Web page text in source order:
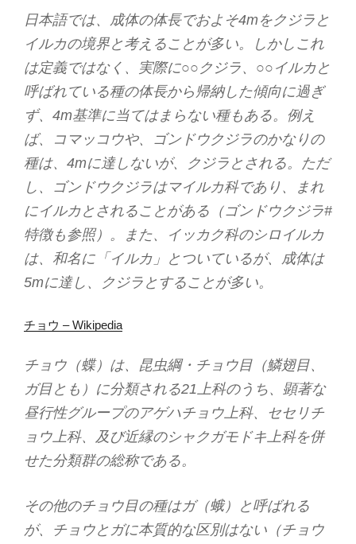
日本語では、成体の体長でおよそ4mをクジラと
イルカの境界と考えることが多い。しかしこれ
は定義ではなく、実際に○○クジラ、○○イルカと
呼ばれている種の体長から帰納した傾向に過ぎ
ず、4m基準に当てはまらない種もある。例え
ば、コマッコウや、ゴンドウクジラのかなりの
種は、4mに達しないが、クジラとされる。ただ
し、ゴンドウクジラはマイルカ科であり、まれ
にイルカとされることがある（ゴンドウクジラ#
特徴も参照）。また、イッカク科のシロイルカ
は、和名に「イルカ」とついているが、成体は
5mに達し、クジラとすることが多い。
チョウ – Wikipedia
チョウ（蝶）は、昆虫綱・チョウ目（鱗翅目、
ガ目とも）に分類される21上科のうち、顕著な
昼行性グループのアゲハチョウ上科、セセリチ
ョウ上科、及び近縁のシャクガモドキ上科を併
せた分類群の総称である。
その他のチョウ目の種はガ（蛾）と呼ばれる
が、チョウとガに本質的な区別はない（チョウ